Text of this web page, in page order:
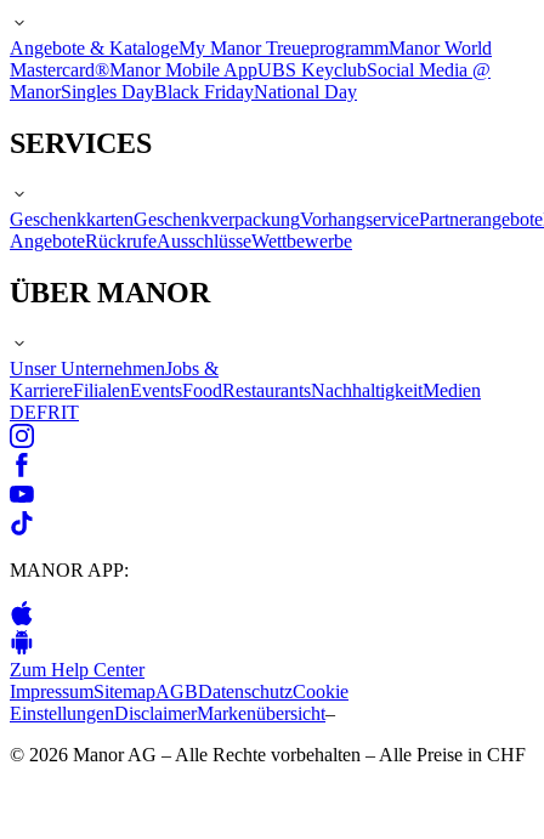
Angebote & KatalogeMy Manor TreueprogrammManor World
Mastercard®Manor Mobile AppUBS KeyclubSocial Media @
ManorSingles DayBlack FridayNational Day
SERVICES
GeschenkkartenGeschenkverpackungVorhangservicePartnerangebote
AngeboteRückrufeAusschlüsseWettbewerbe
ÜBER MANOR
Unser UnternehmenJobs &
KarriereFilialenEventsFoodRestaurantsNachhaltigkeitMedien
DEFRIT
MANOR APP:
Zum Help Center
ImpressumSitemapAGBDatenschutzCookie
EinstellungenDisclaimerMarkenübersicht–
© 2026 Manor AG – Alle Rechte vorbehalten – Alle Preise in CHF